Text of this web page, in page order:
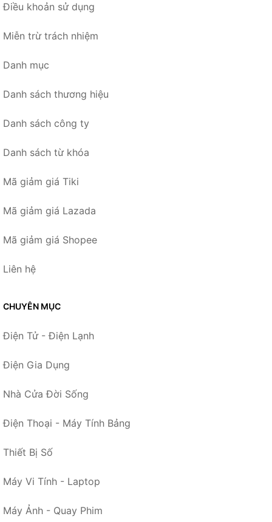
Điều khoản sử dụng
Miễn trừ trách nhiệm
Danh mục
Danh sách thương hiệu
Danh sách công ty
Danh sách từ khóa
Mã giảm giá Tiki
Mã giảm giá Lazada
Mã giảm giá Shopee
Liên hệ
CHUYÊN MỤC
Điện Tử - Điện Lạnh
Điện Gia Dụng
Nhà Cửa Đời Sống
Điện Thoại - Máy Tính Bảng
Thiết Bị Số
Máy Vi Tính - Laptop
Máy Ảnh - Quay Phim